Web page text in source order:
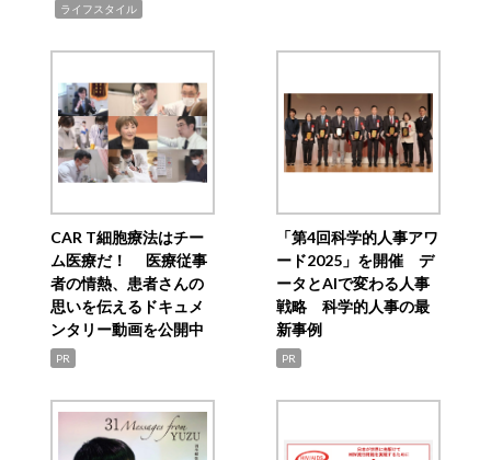
ライフスタイル
CAR T細胞療法はチー
ム医療だ！ 医療従事
者の情熱、患者さんの
思いを伝えるドキュメ
ンタリー動画を公開中
PR
「第4回科学的人事アワ
ード2025」を開催 デ
ータとAIで変わる人事
戦略 科学的人事の最
新事例
PR